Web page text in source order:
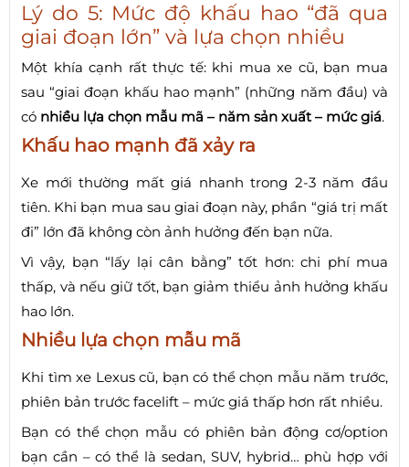
Lý do 5: Mức độ khấu hao “đã qua
giai đoạn lớn” và lựa chọn nhiều
Một khía cạnh rất thực tế: khi mua xe cũ, bạn mua
sau “giai đoạn khấu hao mạnh” (những năm đầu) và
có nhiều lựa chọn mẫu mã – năm sản xuất – mức giá.
Khấu hao mạnh đã xảy ra
Xe mới thường mất giá nhanh trong 2-3 năm đầu
tiên. Khi bạn mua sau giai đoạn này, phần “giá trị mất
đi” lớn đã không còn ảnh hưởng đến bạn nữa.
Vì vậy, bạn “lấy lại cân bằng” tốt hơn: chi phí mua
thấp, và nếu giữ tốt, bạn giảm thiểu ảnh hưởng khấu
hao lớn.
Nhiều lựa chọn mẫu mã
Khi tìm xe Lexus cũ, bạn có thể chọn mẫu năm trước,
phiên bản trước facelift – mức giá thấp hơn rất nhiều.
Bạn có thể chọn mẫu có phiên bản động cơ/option
bạn cần – có thể là sedan, SUV, hybrid… phù hợp với